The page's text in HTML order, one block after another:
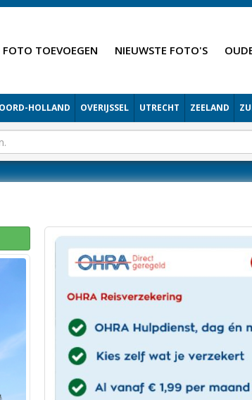
FOTO TOEVOEGEN NIEUWSTE FOTO'S
HOLLAND OVERIJSSEL UTRECHT ZEELAND